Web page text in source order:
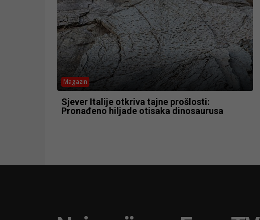
Magazin
Sjever Italije otkriva tajne prošlosti:
Pronađeno hiljade otisaka dinosaurusa